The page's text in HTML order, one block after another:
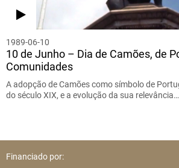
1989-06-10
10 de Junho – Dia de Camões, de
Comunidades
A adopção de Camões como símbolo de
do século XIX, e a evolução da sua relevância…
Financiado por: